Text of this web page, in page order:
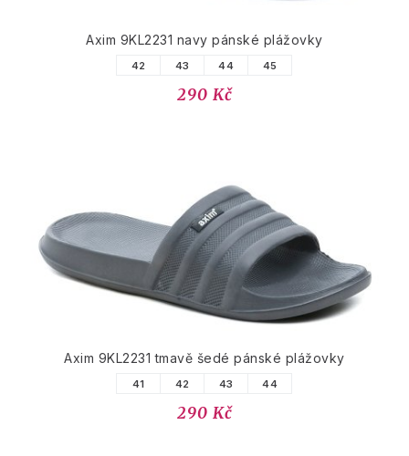
Axim 9KL2231 navy pánské plážovky
42 43 44 45
290 Kč
Axim 9KL2231 tmavě šedé pánské plážovky
41 42 43 44
290 Kč